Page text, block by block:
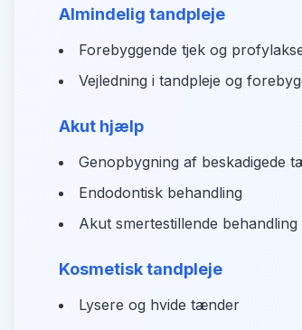
Almindelig tandpleje
Forebyggende tjek og
Vejledning i tandpleje og
Akut hjælp
Genopbygning af beskadigede
Endodontisk behandling
Akut smertestillende behandling
Kosmetisk tandpleje
Lysere og hvide tænder